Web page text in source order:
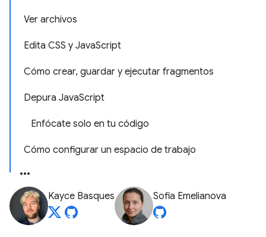
Ver archivos
Edita CSS y JavaScript
Cómo crear, guardar y ejecutar fragmentos
Depura JavaScript
Enfócate solo en tu código
Cómo configurar un espacio de trabajo
Kayce Basques Sofia Emelianova